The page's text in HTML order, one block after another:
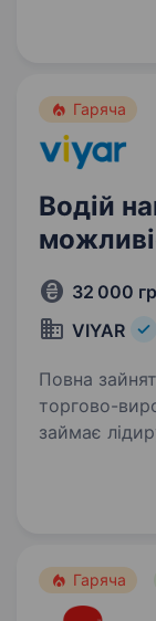
перевезення
Гаряча
Водій
32 000
VIYAR
Повна зайнятість. «ВіЯр» —
торгово-
займає
динаміку
Гаряча